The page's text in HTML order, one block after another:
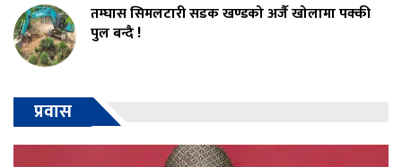
तम्घास सिमलटारी सडक खण्डको अर्जै खोलामा पक्की
पुल बन्दै !
प्रवास